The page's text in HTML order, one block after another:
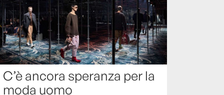
C’è ancora speranza per la
moda uomo